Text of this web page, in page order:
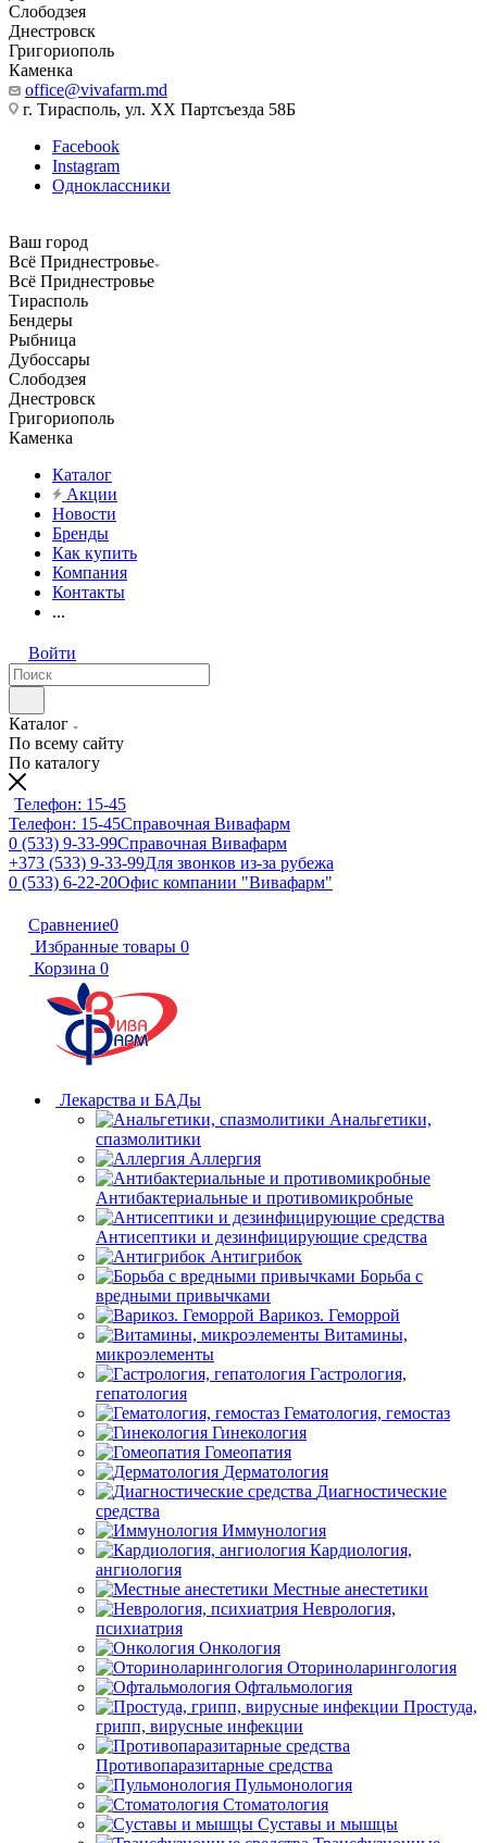
Слободзея
Днестровск
Григориополь
Каменка
office@vivafarm.md
г. Тирасполь, ул. ХХ Партсъезда 58Б
Facebook
Instagram
Одноклассники
Ваш город
Всё Приднестровье
Всё Приднестровье
Тирасполь
Бендеры
Рыбница
Дубоссары
Слободзея
Днестровск
Григориополь
Каменка
Каталог
Акции
Новости
Бренды
Как купить
Компания
Контакты
...
Войти
Каталог
По всему сайту
По каталогу
Телефон: 15-45
Телефон: 15-45Справочная Вивафарм
0 (533) 9-33-99Справочная Вивафарм
+373 (533) 9-33-99Для звонков из-за рубежа
0 (533) 6-22-20Офис компании "Вивафарм"
Сравнение0
Избранные товары 0
Корзина 0
Лекарства и БАДы
Анальгетики,
спазмолитики
Аллергия
Антибактериальные и противомикробные
Антисептики и дезинфицирующие средства
Антигрибок
Борьба с
вредными привычками
Варикоз. Геморрой
Витамины,
микроэлементы
Гастрология,
гепатология
Гематология, гемостаз
Гинекология
Гомеопатия
Дерматология
Диагностические
средства
Иммунология
Кардиология,
ангиология
Местные анестетики
Неврология,
психиатрия
Онкология
Оториноларингология
Офтальмология
Простуда,
грипп, вирусные инфекции
Противопаразитарные средства
Пульмонология
Стоматология
Суставы и мышцы